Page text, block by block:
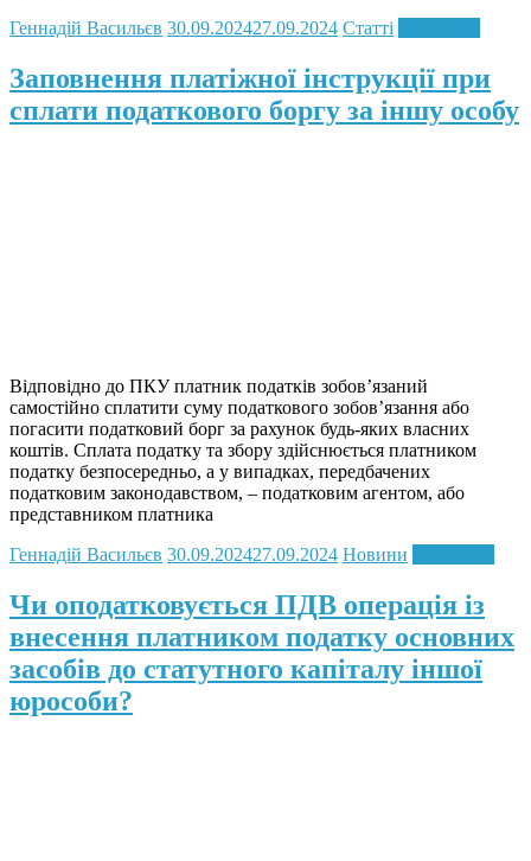
Геннадій Васильєв 30.09.202427.09.2024 Статті
Заповнення платіжної інструкції при
сплати податкового боргу за іншу особу
Відповідно до ПКУ платник податків зобов’язаний
самостійно сплатити суму податкового зобов’язання або
погасити податковий борг за рахунок будь-яких власних
коштів. Сплата податку та збору здійснюється платником
податку безпосередньо, а у випадках, передбачених
податковим законодавством, – податковим агентом, або
представником платника
Геннадій Васильєв 30.09.202427.09.2024 Новини
Чи оподатковується ПДВ операція із
внесення платником податку основних
засобів до статутного капіталу іншої
юрособи?